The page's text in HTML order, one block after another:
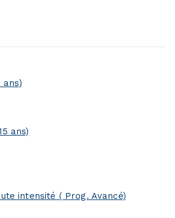
ans)
ans)
intensité ( Prog. Avancé)